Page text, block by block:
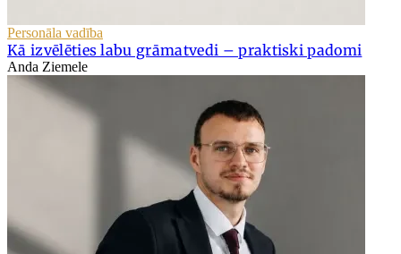
Personāla vadība
Kā izvēlēties labu grāmatvedi – praktiski padomi
Anda Ziemele